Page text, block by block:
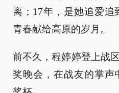
离；17年，是她追爱
青春献给高原的岁月。
前不久，程婷婷登上战
奖晚会，在战友的掌声